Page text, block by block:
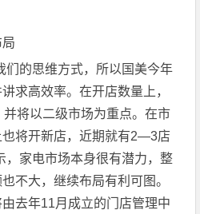
们的思维方式，所以国美今年
求高效率。在开店数量上，
将以二级市场为重点。在市
也将开新店，近期就有2—3店
，家电市场本身很有潜力，整
不大，继续布局有利可图。
去年11月成立的门店管理中